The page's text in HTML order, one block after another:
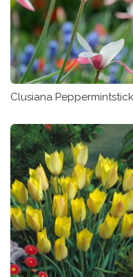
Clusiana Peppermintstick